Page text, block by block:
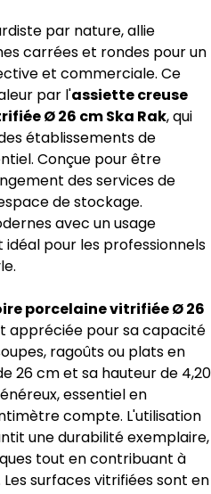
par nature, allie
carrées et rondes pour un
et commerciale. Ce
par l'assiette creuse
Ø 26 cm Ska Rak, qui
établissements de
Conçue pour être
des services de
de stockage.
avec un usage
pour les professionnels
porcelaine vitrifiée Ø 26
appréciée pour sa capacité
ragoûts ou plats en
26 cm et sa hauteur de 4,20
essentiel en
compte. L'utilisation
une durabilité exemplaire,
tout en contribuant à
surfaces vitrifiées sont en